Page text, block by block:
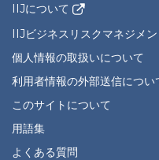
IIJについて
IIJビジネスリスクマネジメ
個人情報の取扱いについて
利用者情報の外部送信につい
このサイトについて
用語集
よくある質問